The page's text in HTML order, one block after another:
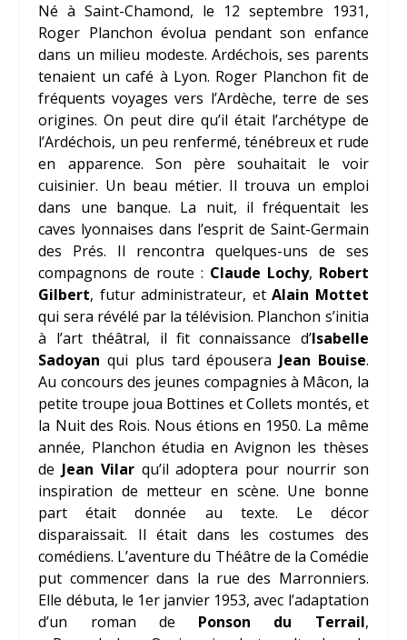
Né à Saint-Chamond, le 12 septembre 1931,
Roger Planchon évolua pendant son enfance
dans un milieu modeste. Ardéchois, ses parents
tenaient un café à Lyon. Roger Planchon fit de
fréquents voyages vers l’Ardèche, terre de ses
origines. On peut dire qu’il était l’archétype de
l’Ardéchois, un peu renfermé, ténébreux et rude
en apparence. Son père souhaitait le voir
cuisinier. Un beau métier. Il trouva un emploi
dans une banque. La nuit, il fréquentait les
caves lyonnaises dans l’esprit de Saint-Germain
des Prés. Il rencontra quelques-uns de ses
compagnons de route : Claude Lochy, Robert
Gilbert, futur administrateur, etAlain Mottet
qui sera révélé par la télévision. Planchon s’initia
à l’art théâtral, il fit connaissance d’Isabelle
Sadoyanqui plus tard épousera Jean Bouise.
Au concours des jeunes compagnies à Mâcon, la
petite troupe joua Bottines et Collets montés, et
la Nuit des Rois. Nous étions en 1950. La même
année, Planchon étudia en Avignon les thèses
de Jean Vilarqu’il adoptera pour nourrir son
inspiration de metteur en scène. Une bonne
part était donnée au texte. Le décor
disparaissait. Il était dans les costumes des
comédiens. L’aventure du Théâtre de la Comédie
put commencer dans la rue des Marronniers.
Elle débuta, le 1er janvier 1953, avec l’adaptation
d’un roman de Ponson du Terrail,